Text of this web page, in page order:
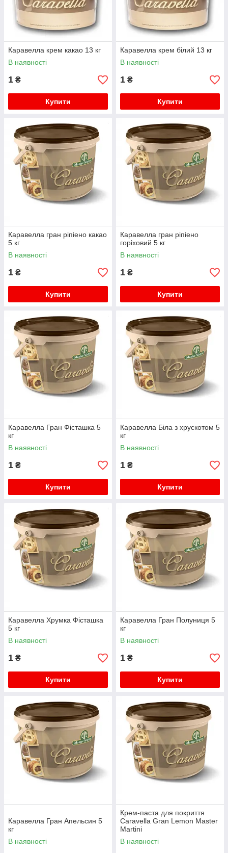
Каравелла крем какао 13 кг
В наявності
1 ₴
Купити
Каравелла крем білий 13 кг
В наявності
1 ₴
Купити
Каравелла гран ріпіено какао
5 кг
В наявності
1 ₴
Купити
Каравелла гран ріпіено
горіховий 5 кг
В наявності
1 ₴
Купити
Каравелла Гран Фісташка 5
кг
В наявності
1 ₴
Купити
Каравелла Біла з хрускотом 5
кг
В наявності
1 ₴
Купити
Каравелла Хрумка Фісташка
5 кг
В наявності
1 ₴
Купити
Каравелла Гран Полуниця 5
кг
В наявності
1 ₴
Купити
Каравелла Гран Апельсин 5
кг
В наявності
Крем-паста для покриття
Caravella Gran Lemon Master
Martini
В наявності